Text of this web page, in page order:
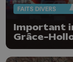
FAITS DIVERS
Important
Grâce-